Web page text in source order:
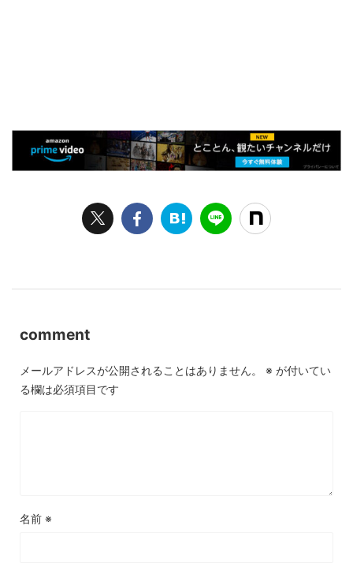
comment
メールアドレスが公開されることはありません。 ※ が付いてい
る欄は必須項目です
名前 ※